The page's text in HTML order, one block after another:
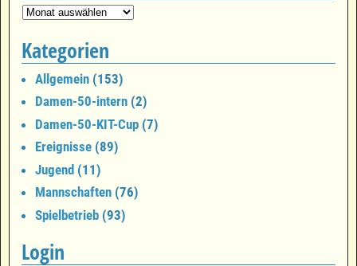
Kategorien
Allgemein (153)
Damen-50-intern (2)
Damen-50-KIT-Cup (7)
Ereignisse (89)
Jugend (11)
Mannschaften (76)
Spielbetrieb (93)
Login